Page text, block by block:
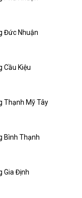
Đức Nhuận
Cầu Kiệu
Thạnh Mỹ Tây
Bình Thạnh
Gia Định